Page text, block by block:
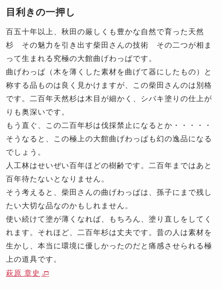
目利きの一押し
百五十年以上、秋田の厳しくも豊かな自然で育った天然
杉 その魅力を引き出す柴田さんの技術 その二つが相ま
って生まれる究極の大館曲げわっぱです。
曲げわっぱ（木を薄くした素材を曲げて器にしたもの）と
称する品ものは良く見かけますが、この柴田さんのは別格
です。二百年天然杉は木目が細かく、シバキ塗りの仕上が
りも奥深いです。
もう直ぐ、この二百年杉は伐採禁止になるとか・・・・・
そうなると、この極上の大館曲げわっぱも幻の逸品になる
でしょう。
人工林はせいぜい百年ほどの樹齢です。二百年まではあと
百年待たないとなりません。
そう考えると、柴田さんの曲げわっぱは、孫子にまで残し
たい大切な品なのかもしれません。
使い続けて塗が薄くなれば、もちろん、塗り直しをしてく
れます。それほど、二百年杉は丈夫です。昔の人は素材を
生かし、本当に環境に優しかったのだと痛感させられる極
上の道具です。
萩原 章史